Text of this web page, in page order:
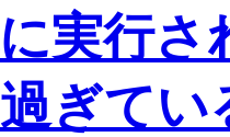
実行さ
ぎてい